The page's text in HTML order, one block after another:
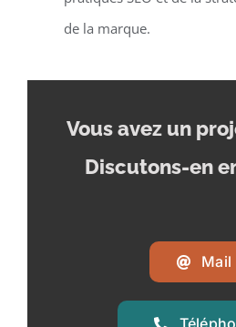
de la marque.
Vous avez un
Discutons-en
Mail